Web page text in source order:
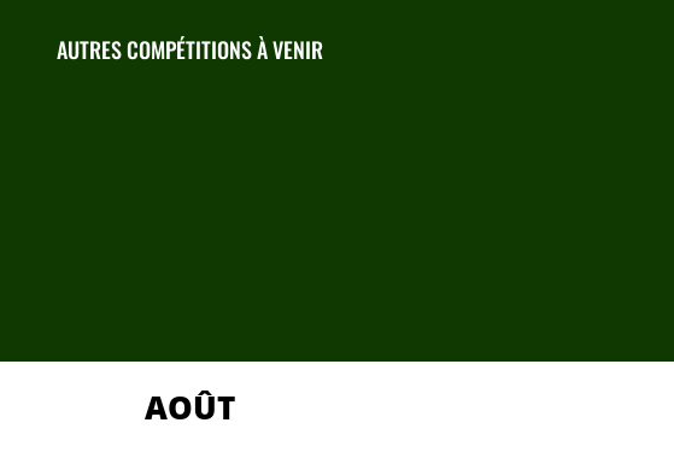
AUTRES COMPÉTITIONS À VENIR
AOÛT